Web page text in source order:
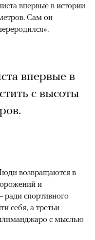
впервые в истории
Сам он
впервые в
с высоты
возвращаются в
и
спортивного
себя, а третьи
с мыслью